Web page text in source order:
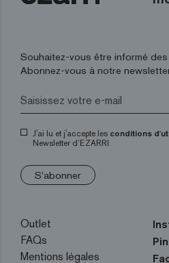
Souhaitez-vous être informé des
Abonnez-vous à notre
J'ai lu et j'accepte les conditions
Newsletter d’EZARRI.
S'abonner
Outlet
FAQs
Mentions légales